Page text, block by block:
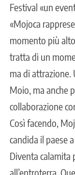
Festival «un
«Mojoca
momento più
tratta di un
ma di
Moio, ma anche
collaborazione
Così facendo,
candida il paese
Diventa calamita
all’entroterra.